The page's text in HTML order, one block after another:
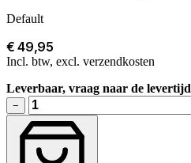
Default
€ 49,95
Incl. btw, excl. verzendkosten
Leverbaar, vraag naar de levertijd
−